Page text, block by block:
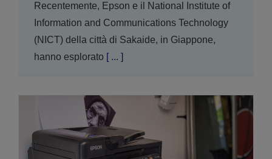
Recentemente, Epson e il National Institute of
Information and Communications Technology
(NICT) della città di Sakaide, in Giappone,
hanno esplorato [ ... ]